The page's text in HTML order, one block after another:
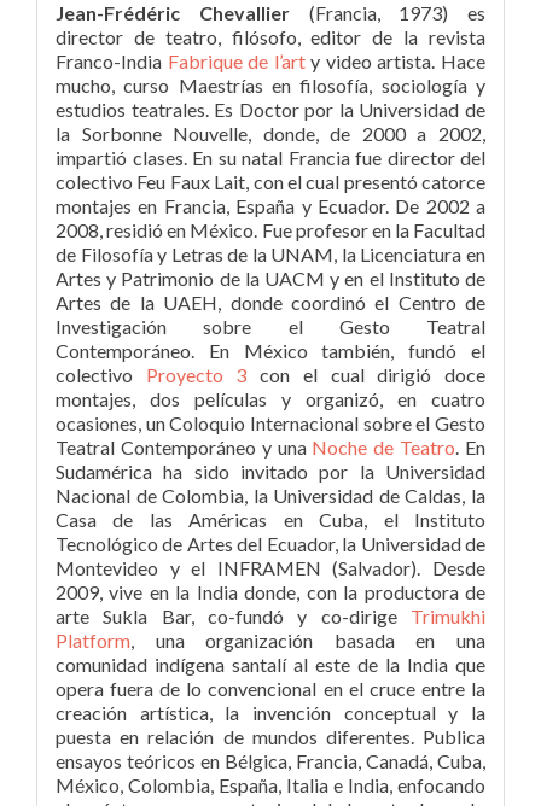
Jean-Frédéric Chevallier (Francia, 1973) es
director de teatro, filósofo, editor de la revista
Franco-India Fabrique de l’arty video artista. Hace
mucho, curso Maestrías en filosofía, sociología y
estudios teatrales. Es Doctor por la Universidad de
la Sorbonne Nouvelle, donde, de 2000 a 2002,
impartió clases. En su natal Francia fue director del
colectivo Feu Faux Lait, con el cual presentó catorce
montajes en Francia, España y Ecuador. De 2002 a
2008, residió en México. Fue profesor en la Facultad
de Filosofía y Letras de la UNAM, la Licenciatura en
Artes y Patrimonio de la UACM y en el Instituto de
Artes de la UAEH, donde coordinó el Centro de
Investigación sobre el Gesto Teatral
Contemporáneo. En México también, fundó el
colectivo Proyecto 3 con el cual dirigió doce
montajes, dos películas y organizó, en cuatro
ocasiones, un Coloquio Internacional sobre el Gesto
Teatral Contemporáneo y una Noche de Teatro. En
Sudamérica ha sido invitado por la Universidad
Nacional de Colombia, la Universidad de Caldas, la
Casa de las Américas en Cuba, el Instituto
Tecnológico de Artes del Ecuador, la Universidad de
Montevideo y el INFRAMEN (Salvador). Desde
2009, vive en la India donde, con la productora de
arte Sukla Bar, co-fundó y co-dirige Trimukhi
Platform, una organización basada en una
comunidad indígena santalí al este de la India que
opera fuera de lo convencional en el cruce entre la
creación artística, la invención conceptual y la
puesta en relación de mundos diferentes. Publica
ensayos teóricos en Bélgica, Francia, Canadá, Cuba,
México, Colombia, España, Italia e India, enfocando